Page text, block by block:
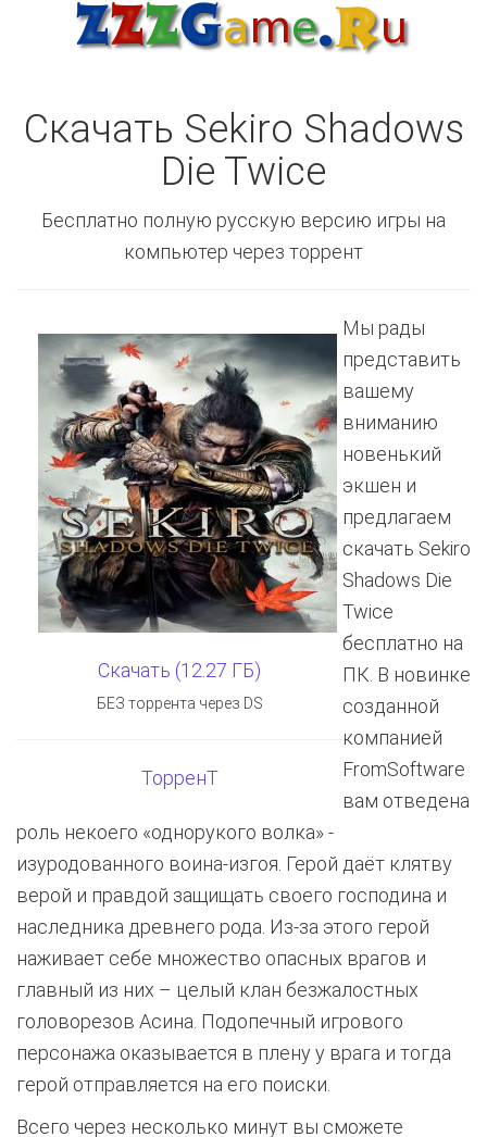
Скачать Sekiro Shadows
Die Twice
Бесплатно полную русскую версию игры на
компьютер через торрент
Скачать (12.27 ГБ)
БЕЗ торрента через DS
ТорренТ
Мы рады
представить
вашему
вниманию
новенький
экшен и
предлагаем
скачать Sekiro
Shadows Die
Twice
бесплатно на
ПК. В новинке
созданной
компанией
FromSoftware
вам отведена
роль некоего «однорукого волка» -
изуродованного воина-изгоя. Герой даёт клятву
верой и правдой защищать своего господина и
наследника древнего рода. Из-за этого герой
наживает себе множество опасных врагов и
главный из них – целый клан безжалостных
головорезов Асина. Подопечный игрового
персонажа оказывается в плену у врага и тогда
герой отправляется на его поиски.
Всего через несколько минут вы сможете